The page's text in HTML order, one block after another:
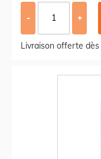
- +
Livraison offerte dès